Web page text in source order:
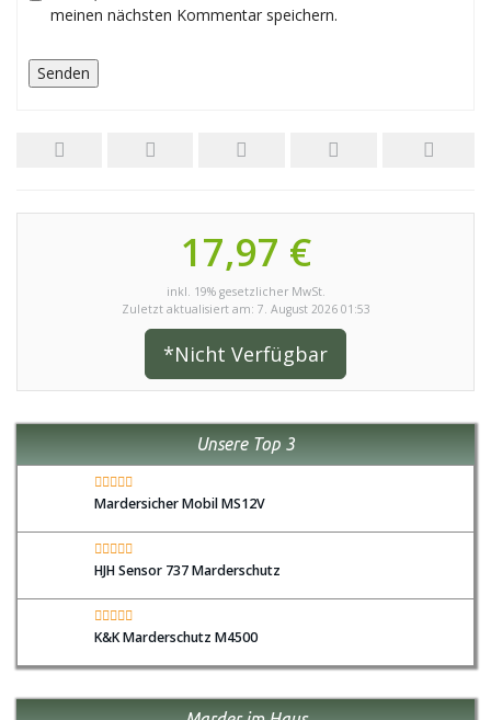
meinen nächsten Kommentar speichern.
17,97 €
inkl. 19% gesetzlicher MwSt.
Zuletzt aktualisiert am: 7. August 2026 01:53
*Nicht Verfügbar
Unsere Top 3
Mardersicher Mobil MS12V
HJH Sensor 737 Marderschutz
K&K Marderschutz M4500